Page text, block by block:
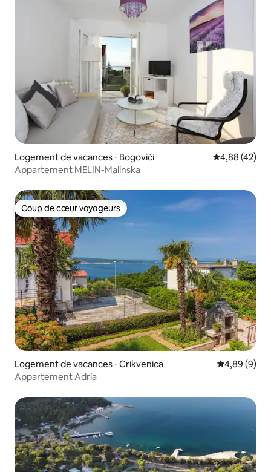
Logement de vacances ⋅ Bogovići Évaluation
4,88 (42)
Appartement MELIN-Malinska
Coup de cœur voyageurs
Coup de cœur voyageurs
Logement de vacances ⋅ Crikvenica Évaluation
4,89 (9)
Appartement Adria